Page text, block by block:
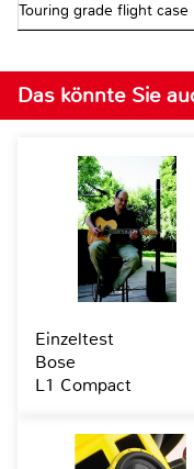
Touring grade flight case
Das könnte Sie
Einzeltest
Bose
L1 Compact